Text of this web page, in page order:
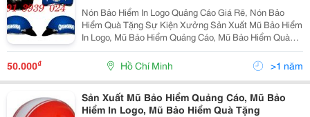
Nón Bảo Hiểm In Logo Quảng Cáo Giá Rẽ, Nón Bảo
Hiểm Quà Tặng Sự Kiện Xưởng Sản Xuất Mũ Bảo Hiểm
In Logo, Mũ Bảo Hiểm Quảng Cáo, Mũ Bảo Hiểm Quà
Tặng Giá Rẽ Alpha Chuyên Sản Xuất Các Loại Nón: -
Nón Bảo Hiểm Nữa Đầu - Nón Bảo Hiểm Có Kính
50.000₫ Hồ Chí Minh >1 năm
Sản Xuất Mũ Bảo Hiểm Quảng Cáo, Mũ Bảo
Hiểm In Logo, Mũ Bảo Hiểm Quà Tặng